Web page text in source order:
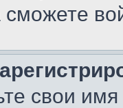
сможете
свои